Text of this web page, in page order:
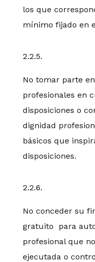
los que
mínimo fijado en
2.2.5.
No tomar parte
profesionales en
disposiciones o
dignidad
básicos que
disposiciones.
2.2.6.
No conceder su
gratuito para
profesional que
ejecutada o